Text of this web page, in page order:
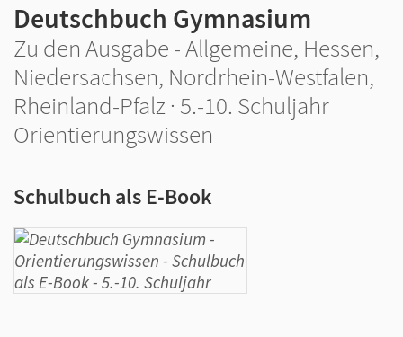
Deutschbuch Gymnasium
Zu den Ausgabe - Allgemeine, Hessen,
Niedersachsen, Nordrhein-Westfalen,
Rheinland-Pfalz · 5.-10. Schuljahr
Orientierungswissen
Schulbuch als E-Book